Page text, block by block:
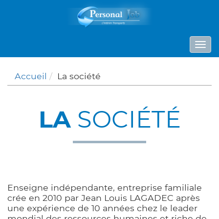
Accueil La société
LASOCIÉTÉ
Enseigne indépendante, entreprise familiale
crée en 2010 par Jean Louis LAGADEC après
une expérience de 10 années chez le leader
Panneau de gestion des cookies